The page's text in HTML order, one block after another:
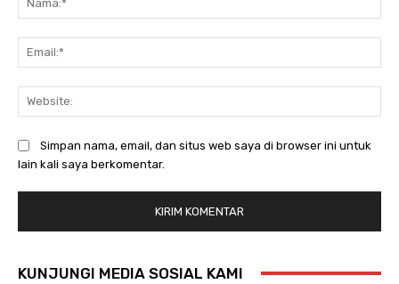
Simpan nama, email, dan situs web saya di browser ini untuk
lain kali saya berkomentar.
KUNJUNGI MEDIA SOSIAL KAMI